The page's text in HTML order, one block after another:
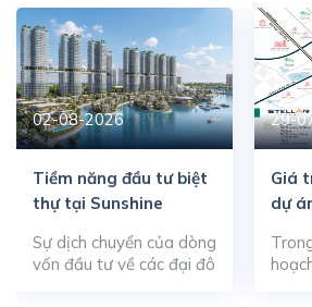
02-08-2026
Tiềm năng đầu tư biệt
thự tại Sunshine
Sự dịch chuyển của dòng
vốn đầu tư về các đại đô
29-
Giá
dự